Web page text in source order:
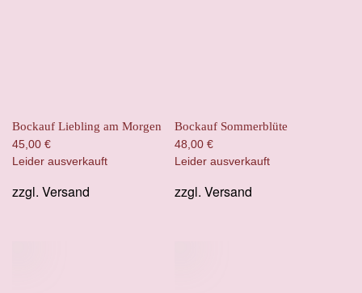
Bockauf Liebling am Morgen
45,00 €
Leider ausverkauft
zzgl. Versand
Bockauf Sommerblüte
48,00 €
Leider ausverkauft
zzgl. Versand